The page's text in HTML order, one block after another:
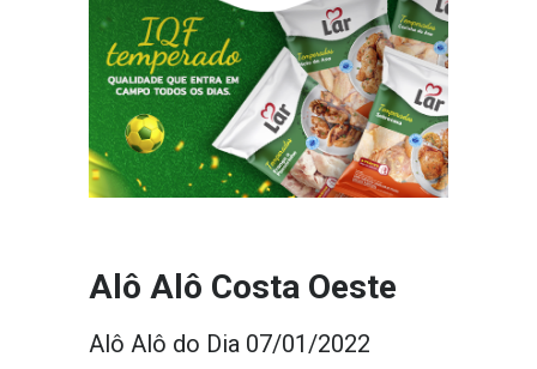
Alô Alô Costa Oeste
Alô Alô do Dia 07/01/2022